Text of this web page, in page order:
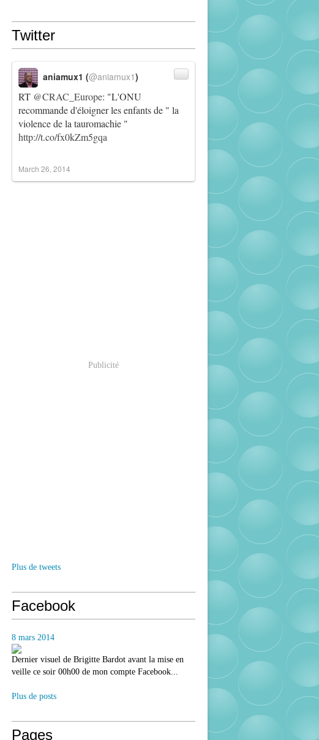
Twitter
RT @CRAC_Europe: "L'ONU
recommande d'éloigner les enfants de " la
violence de la tauromachie "
http://t.co/fx0kZm5gqa
aniamux1 (@aniamux1)
March 26, 2014
Publicité
Plus de tweets
Facebook
8 mars 2014
Dernier visuel de Brigitte Bardot avant la mise en
veille ce soir 00h00 de mon compte Facebook...
Plus de posts
Pages